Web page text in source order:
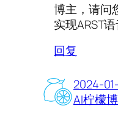
博主，请问
实现ARST
回复
2024-
AI柠檬